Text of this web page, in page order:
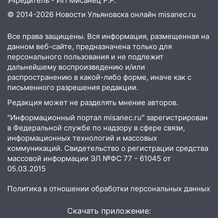
будут судить за неуплату налогов на 48
млн рублей
08:22 Подросток на питбайке сбил
велосипедистку: пострадали двое
07:20 Жара возвращается: ожидается
знойный и сухой четверг
06:00 Под Ульяновском при развороте
пострадал 38-летний водитель
иномарки
05:00 «Каждая пятая женщина и каждый
второй мужчина в мире сталкиваются с
алопецией»: врач рассказал, чем может
быть вызвано облысение и как с этим
03:30
Гороскоп на 7 августа: пятница
отличные шансы исправить старые
© 2014-2026 Новости Ульяновска онлайн misanec.ru
Все права защищены. Вся информация, размещенная на
данном веб-сайте, предназначена только для
персонального пользования и не подлежит
дальнейшему воспроизведению и/или
распространению в какой-либо форме, иначе как с
письменного разрешения редакции.
Редакция может не разделять мнение авторов.
"Информационный портал misanec.ru" зарегистрирован
в Федеральной службе по надзору в сфере связи,
информационных технологий и массовых
коммуникаций. Свидетельство о регистрации средства
массовой информации ЭЛ №ФС 77 - 61045 от
05.03.2015
Политика в отношении обработки персональных данных
Скачать приложение: